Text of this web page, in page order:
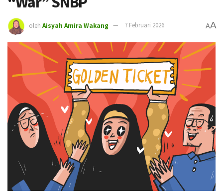
oleh Aisyah Amira Wakang 7 Februari 2026 AA